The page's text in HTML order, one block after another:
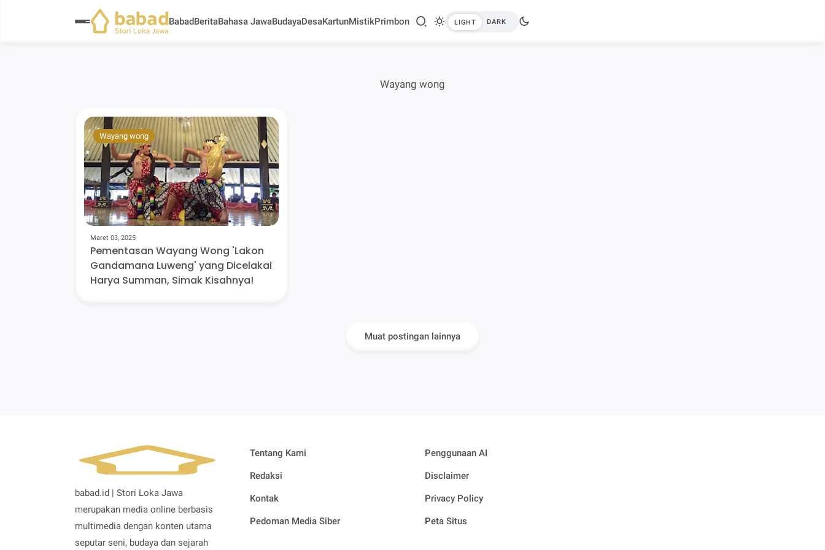
BabadBeritaBahasa JawaBudayaDesaKartunMistikPrimbon
Wayang wong
Wayang wong
Pementasan Wayang Wong 'Lakon
Gandamana Luweng' yang Dicelakai
Harya Summan, Simak Kisahnya!
Maret 03, 2025
Muat postingan lainnya
babad.id | Stori Loka Jawa
merupakan media online berbasis
multimedia dengan konten utama
seputar seni, budaya dan sejarah
Tentang Kami
Redaksi
Kontak
Pedoman Media Siber
Penggunaan AI
Disclaimer
Privacy Policy
Peta Situs